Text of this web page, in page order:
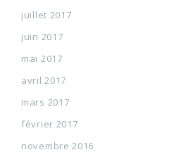
juillet 2017
juin 2017
mai 2017
avril 2017
mars 2017
février 2017
novembre 2016